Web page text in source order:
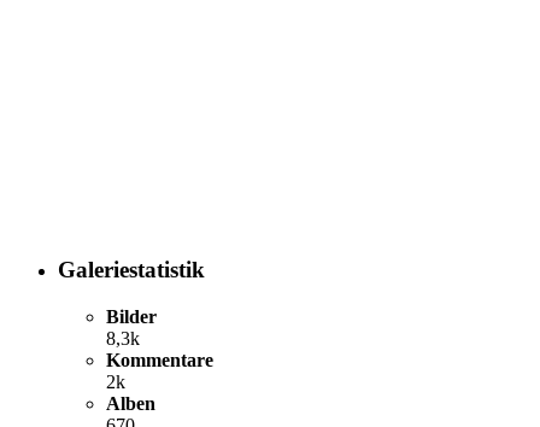
Galeriestatistik
Bilder
8,3k
Kommentare
2k
Alben